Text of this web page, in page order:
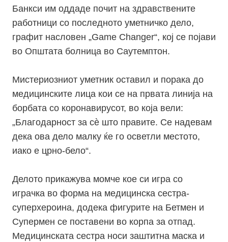
Банкси им оддаде почит на здравствените
работници со последното уметничко дело,
графит насловен „Game Changer“, кој се појави
во Општата болница во Саутемптон.
Мистериозниот уметник оставил и порака до
медицинските лица кои се на првата линија на
борбата со коронавирусот, во која вели:
„Благодарност за сѐ што правите. Се надевам
дека ова дело малку ќе го осветли местото,
иако е црно-бело“.
Делото прикажува момче кое си игра со
играчка во форма на медицинска сестра-
суперхероина, додека фигурите на Бетмен и
Супермен се поставени во корпа за отпад.
Медицинската сестра носи заштитна маска и